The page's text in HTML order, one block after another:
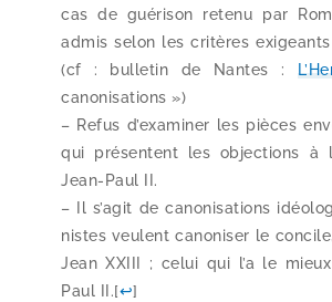
cas de gué­ri­son rete­nu par
admis selon les cri­tères
(cf : bul­le­tin de Nantes :
canonisations »)
– Refus d’exa­mi­ner les pièces
qui pré­sentent les objec­tions à
Jean-​Paul II.
– Il s’a­git de cano­ni­sa­tions
nistes veulent cano­ni­ser le
Jean XXIII ; celui qui l’a le
Paul II.[↩]